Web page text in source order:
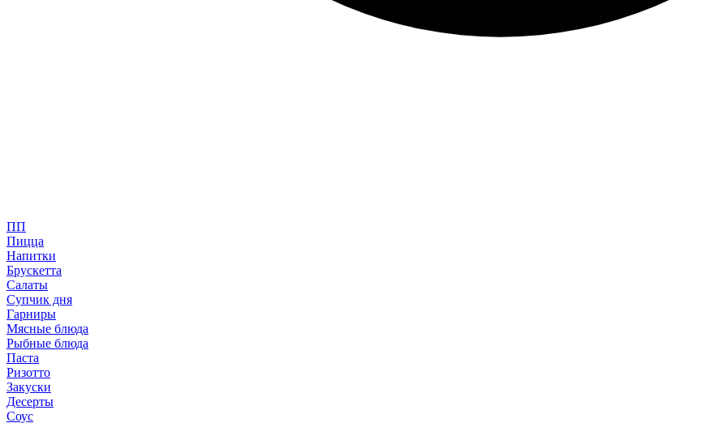
ПП
Пицца
Напитки
Брускетта
Салаты
Супчик дня
Гарниры
Мясные блюда
Рыбные блюда
Паста
Ризотто
Закуски
Десерты
Соус